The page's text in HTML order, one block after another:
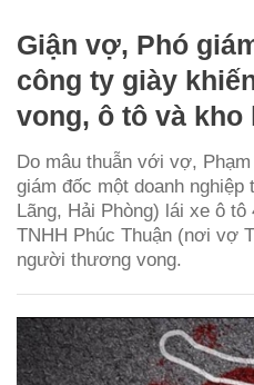
Giận vợ, Phó
công ty giày
vong, ô tô và kho
Do mâu thuẫn với vợ,
giám đốc một doanh nghiệp
Lãng, Hải Phòng) lái xe ô
TNHH Phúc Thuận (nơi vợ
người thương vong.